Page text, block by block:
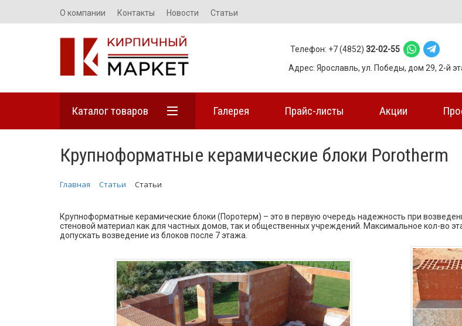
О компании Контакты Новости Статьи
Телефон: +7 (4852) 32-02-55
Адрес: Ярославль, ул. Победы, дом 29, 2-й
Каталог товаров Галерея Прайс-листы Акции
Крупноформатные керамические блоки Porotherm
Главная Статьи Статьи
Крупноформатные керамические блоки (Поротерм) – это в первую очередь надежность при
стеновой материал как для частных домов, так и общественных учреждений. Максимальное кол-во
допускать возведение из блоков после 7 этажа.